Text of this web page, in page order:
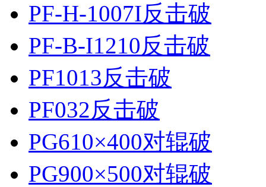
PF-H-1007I反击破
PF-B-I1210反击破
PF1013反击破
PF032反击破
PG610×400对辊破
PG900×500对辊破